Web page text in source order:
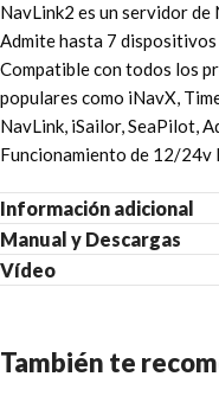
NavLink2 es un servidor
Admite hasta 7
Compatible con todos los
populares como iNavX,
NavLink, iSailor, SeaPilot,
Funcionamiento de 12/24v
Información adicional
Manual y Descargas
Vídeo
También te